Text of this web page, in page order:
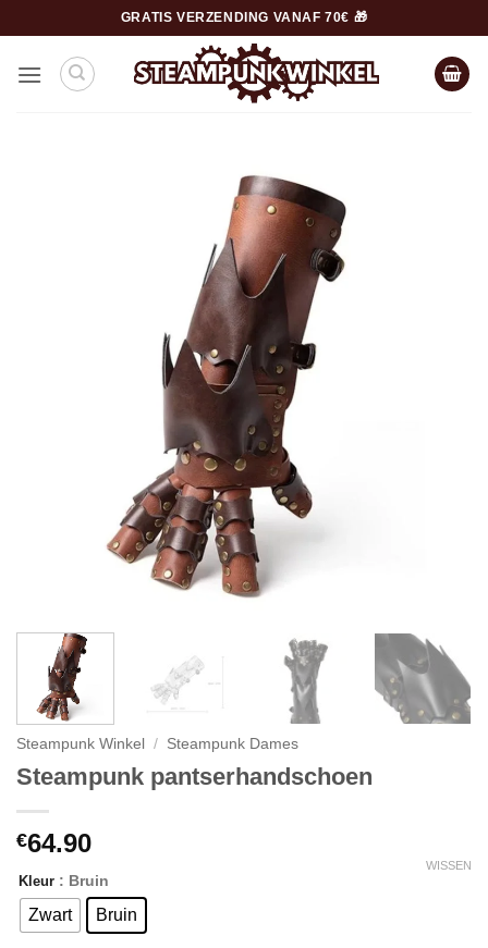
naar
inhoud
GRATIS VERZENDING VANAF 70€ 🎁
Steampunk Winkel / Steampunk Dames
Steampunk pantserhandschoen
€64.90
Kleur : Bruin
Zwart Bruin
WISSEN